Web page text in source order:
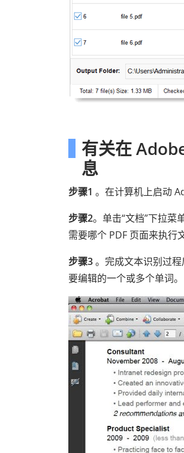
有关在
息
步骤1 。在计算机上启动
步骤2。单击“文档”下拉菜
需要哪个 PDF 页面来执行
步骤3。完成文本识别过程
要编辑的一个或多个单词。